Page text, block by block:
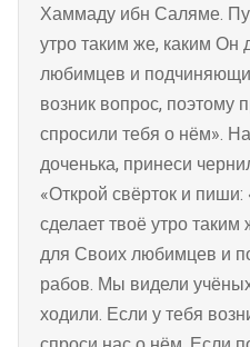
Хаммаду ибн Саляме.
утро таким же, каким Он
любимцев и
возник вопрос, поэтому
спросили тебя о нём».
доченька, принеси
«Открой свёрток и
сделает твоё утро
для Своих любимцев и
рабов. Мы видели
ходили. Если у тебя